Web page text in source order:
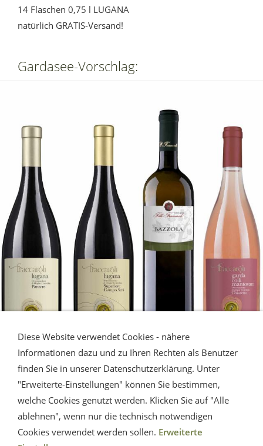
14 Flaschen 0,75 l LUGANA
natürlich GRATIS-Versand!
Gardasee-Vorschlag:
LUGANA - Gardasee
Die Erfrischung vom Gardasee.
Eine Musterauswahl.
Diese Website verwendet Cookies - nähere
Informationen dazu und zu Ihren Rechten als Benutzer
finden Sie in unserer Datenschutzerklärung. Unter
"Erweiterte-Einstellungen" können Sie bestimmen,
welche Cookies genutzt werden. Klicken Sie auf "Alle
ablehnen", wenn nur die technisch notwendigen
Cookies verwendet werden sollen. Erweiterte